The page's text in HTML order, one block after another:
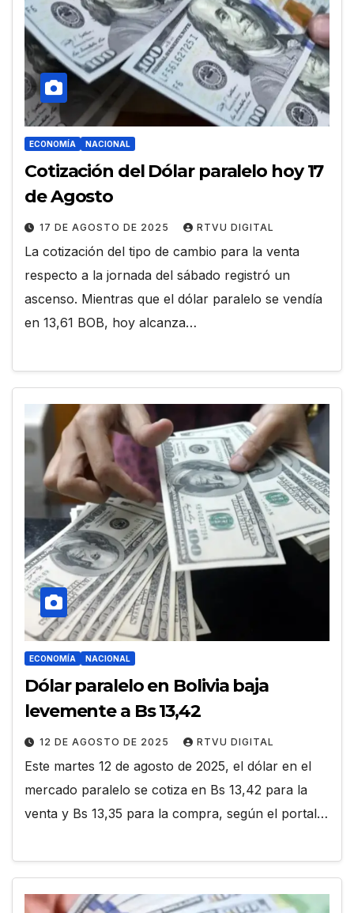
ECONOMÍA NACIONAL
Cotización del Dólar paralelo hoy 17
de Agosto
17 DE AGOSTO DE 2025 RTVU DIGITAL
La cotización del tipo de cambio para la venta
respecto a la jornada del sábado registró un
ascenso. Mientras que el dólar paralelo se vendía
en 13,61 BOB, hoy alcanza…
ECONOMÍA NACIONAL
Dólar paralelo en Bolivia baja
levemente a Bs 13,42
12 DE AGOSTO DE 2025 RTVU DIGITAL
Este martes 12 de agosto de 2025, el dólar en el
mercado paralelo se cotiza en Bs 13,42 para la
venta y Bs 13,35 para la compra, según el portal…